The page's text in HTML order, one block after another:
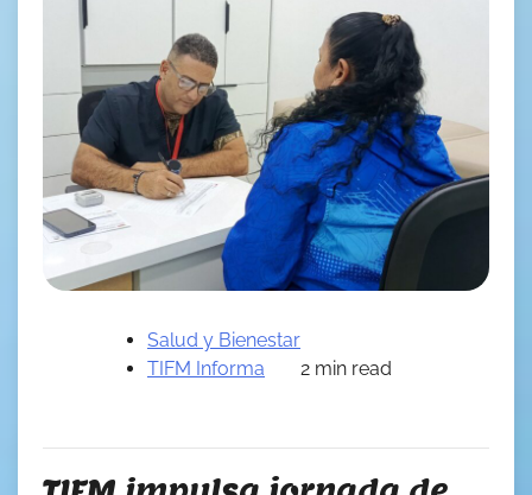
Salud y Bienestar
TIFM Informa
2 min read